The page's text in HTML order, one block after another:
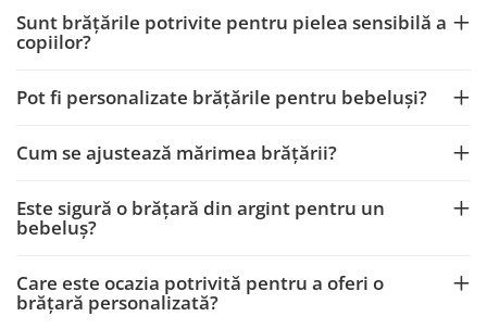
Sunt brățările potrivite pentru pielea sensibilă a
copiilor?
Pot fi personalizate brățările pentru bebeluși?
Cum se ajustează mărimea brățării?
Este sigură o brățară din argint pentru un
bebeluș?
Care este ocazia potrivită pentru a oferi o
brățară personalizată?